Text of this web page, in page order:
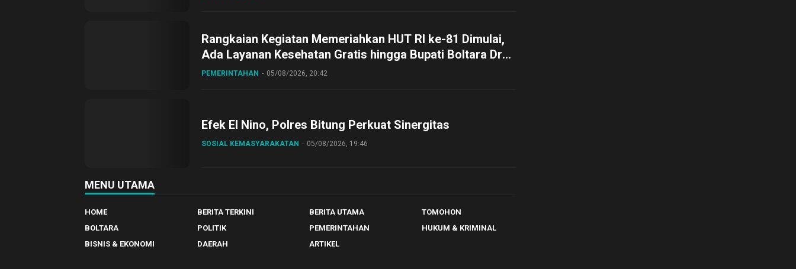
Rangkaian Kegiatan Memeriahkan HUT RI ke-81 Dimulai,
Ada Layanan Kesehatan Gratis hingga Bupati Boltara Dr
Sirajudin Lasena Ikut Jalan Sehat Bersama Jajaran
PEMERINTAHAN 05/08/2026, 20:42
Efek El Nino, Polres Bitung Perkuat Sinergitas
SOSIAL KEMASYARAKATAN 05/08/2026, 19:46
MENU UTAMA
HOME BERITA TERKINI BERITA UTAMA
TOMOHON
BOLTARA
POLITIK PEMERINTAHAN
HUKUM & KRIMINAL
BISNIS & EKONOMI
DAERAH ARTIKEL